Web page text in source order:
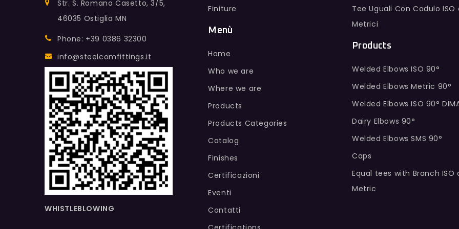
Str. S. Romano Casetto, 3/5,
46035 Ostiglia MN
Phone: +39 0386 32300
info@steelcomfittings.it
WHISTLEBLOWING
Finiture
Menù
Home
Who we are
Where we are
Products
Products Categories
Catalog
Finishes
Certificazioni
Eventi
Contatti
Tee Uguali Con Codulo ISO
Metrici
Products
Welded Elbows ISO 90°
Welded Elbows Metric 90°
Welded Elbows ISO 90°
Dairy Elbows 90°
Welded Elbows SMS 90°
Caps
Equal tees with Branch ISO
Metric